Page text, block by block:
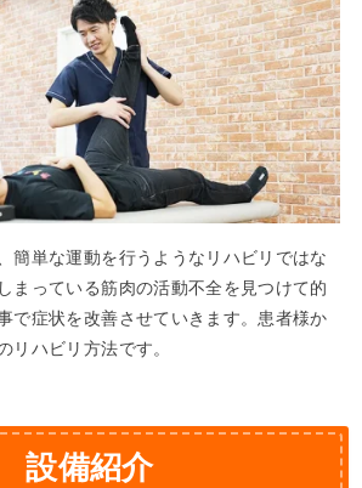
簡単な運動を行うようなリハビリではな
まっている筋肉の活動不全を見つけて的
で症状を改善させていきます。患者様か
リハビリ方法です。
設備紹介